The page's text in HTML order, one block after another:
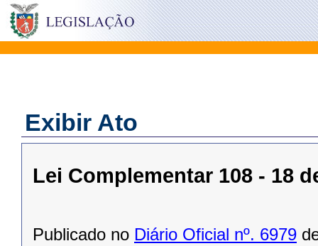
Exibir Ato
Lei Complementar 108 - 18
Publicado no Diário Oficial nº. 6979